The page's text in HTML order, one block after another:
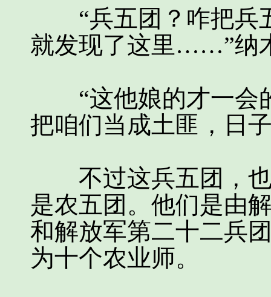
“兵五团？咋把兵
就发现了这里……”纳
“这他娘的才一会
把咱们当成土匪，日
不过这兵五团，也
是农五团。他们是由
和解放军第二十二兵
为十个农业师。